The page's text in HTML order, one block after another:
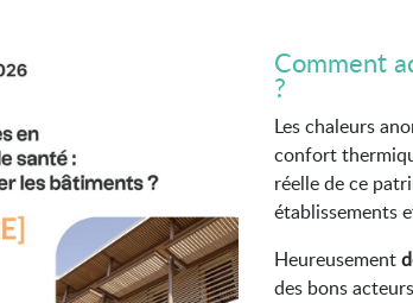
Comment
?
Les chaleurs
confort
réelle de ce
établissements
Heureusement
des bons